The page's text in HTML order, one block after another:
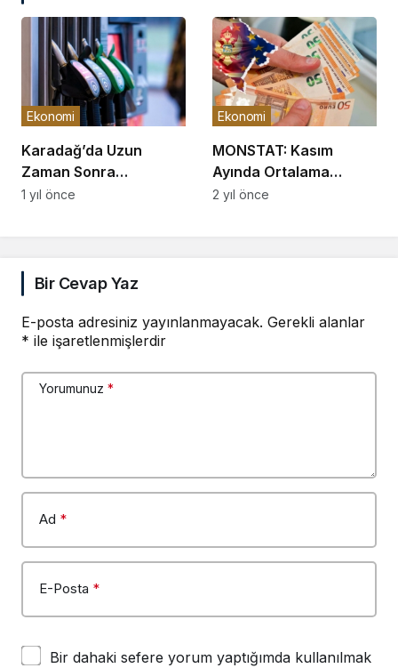
Karadağ’da Uzun
Zaman Sonra
Akaryakıtta İndirime
Ekonomi
1 yıl önce
MONSTAT: Kasım
Ayında Ortalama
Kazanç 993 Euro Oldu
Ekonomi
2 yıl önce
Bir Cevap Yaz
E-posta adresiniz yayınlanmayacak. Gerekli alanlar
* ile işaretlenmişlerdir
Yorumunuz *
Ad *
E-Posta *
Bir dahaki sefere yorum yaptığımda kullanılmak